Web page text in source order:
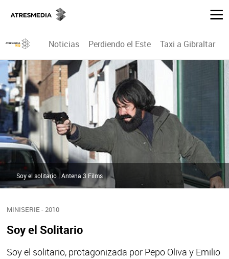
Noticias Perdiendo el Este Taxi a Gibraltar
MINISERIE - 2010
Soy el Solitario
Soy el solitario, protagonizada por Pepo Oliva y Emilio
Soy el solitario | Antena 3 Films